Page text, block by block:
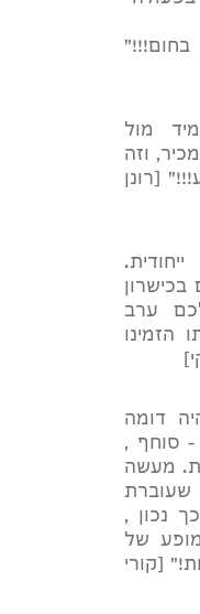
בחום!!!"
מול
וזה
[רונן
בכישרון
ערב
הזמינו
דומה
סוחף ,
מעשה
שעוברת
נכון ,
של
[קורי